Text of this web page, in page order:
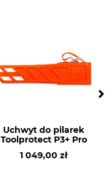
Uchwyt do pilarek
Toolprotect P3+ Pro
1 049,00 zł